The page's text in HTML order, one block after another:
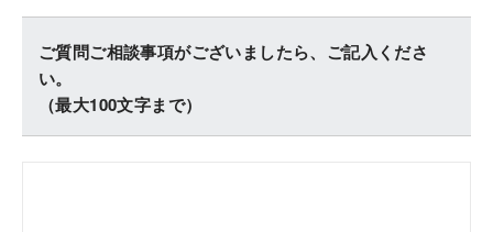
ご質問ご相談事項がございましたら、ご記入くださ
い。
（最大100文字まで）